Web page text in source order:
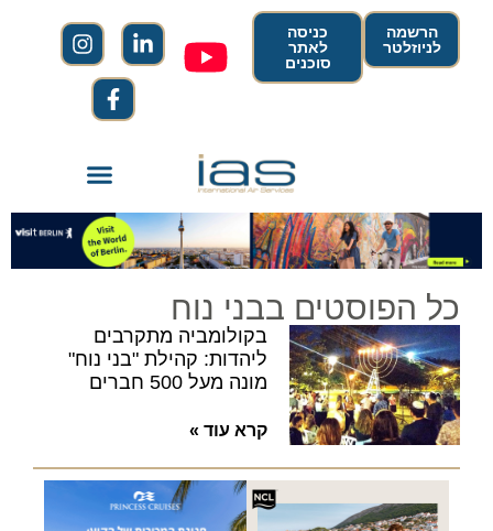
הרשמה
לניוזלטר
כניסה
לאתר
סוכנים
כל הפוסטים בבני נוח
בקולומביה מתקרבים
ליהדות: קהילת "בני נוח"
מונה מעל 500 חברים
קרא עוד »